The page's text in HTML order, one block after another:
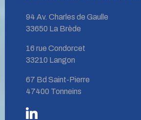
94 Av. Charles de Gaulle
33650 La Brède
16 rue Condorcet
33210 Langon
67 Bd Saint-Pierre
47400 Tonneins